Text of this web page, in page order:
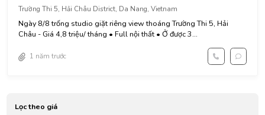
Trường Thi 5, Hải Châu District, Da Nang, Vietnam
Ngày 8/8 trống studio giặt riêng view thoáng Trường Thi 5, Hải
Châu - Giá 4,8 triệu/ tháng • Full nội thất • Ở được 3...
1 năm trước
Lọc theo giá